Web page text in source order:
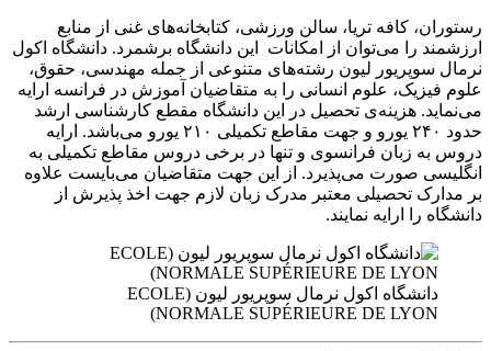
رستوران، کافه تریا، سالن ورزشی، کتابخانه‌های غنی از منابع
ارزشمند را می‌توان از امکانات این دانشگاه برشمرد. دانشگاه اکول
نرمال سوپریور لیون رشته‌های متنوعی از جمله مهندسی، حقوق،
علوم فیزیک، علوم انسانی را به متقاضیان آموزش در فرانسه ارایه
می‌نماید. هزینه‌ی تحصیل در این دانشگاه مقطع کارشناسی‌ ارشد
حدود ۲۴۰ یورو و جهت مقاطع تکمیلی ۲۱۰ یورو می‌باشد. ارایه
دروس به زبان فرانسوی و تنها در برخی دروس مقاطع تکمیلی به
انگلیسی صورت می‌پذیرد. از این جهت متقاضیان می‌بایست علاوه
بر مدارک تحصیلی معتبر مدرک زبان لازم جهت اخذ پذیرش از
دانشگاه را ارایه نمایند.
دانشگاه اکول نرمال سوپریور لیون (ECOLE
NORMALE SUPÉRIEURE DE LYON)